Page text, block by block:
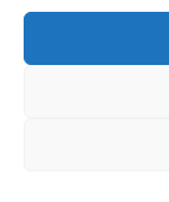
SEDE LEGALE:Via